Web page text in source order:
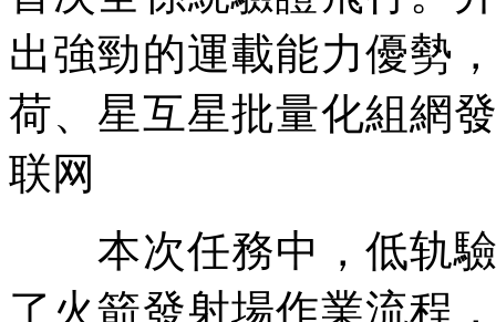
出強勁的運載能力優勢
荷、星互星批量化組網
联网
本次任務中，低轨驗
了火箭發射場作業流程